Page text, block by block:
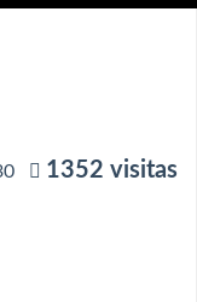
1352 visitas